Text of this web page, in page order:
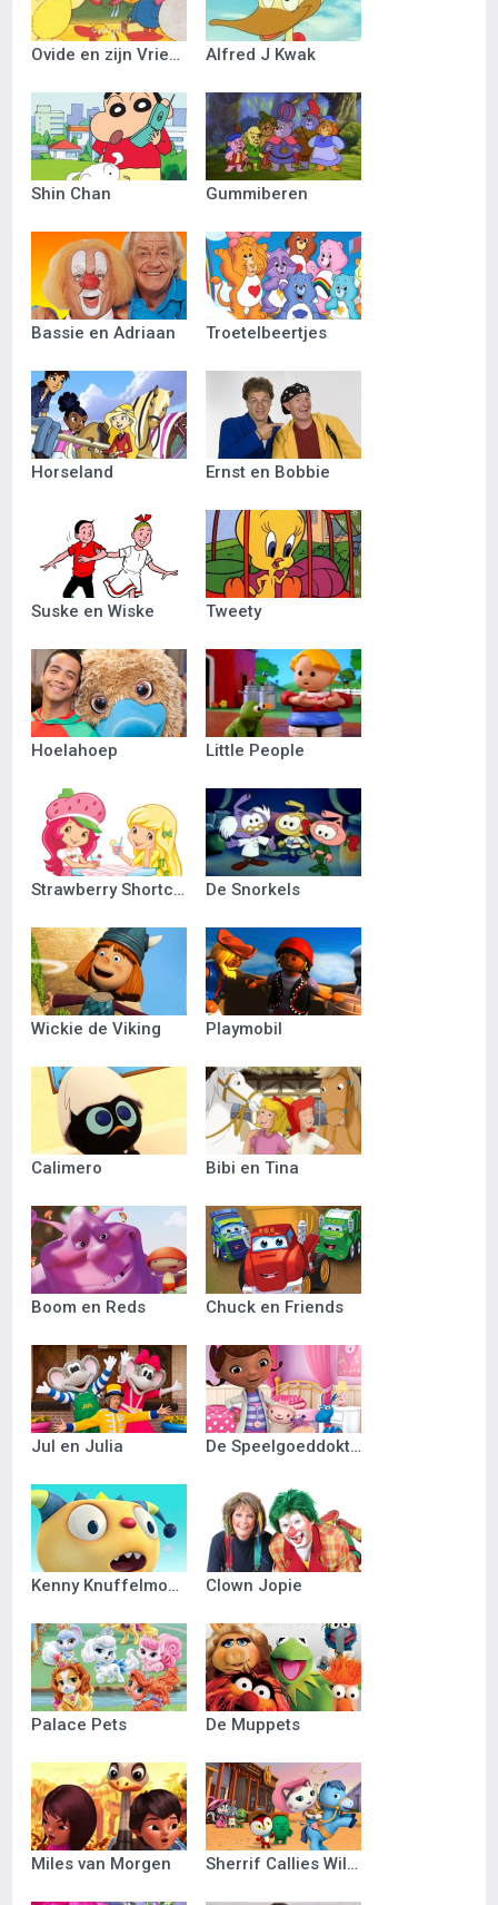
Ovide en zijn Vriendjes Alfred J Kwak
Shin Chan Gummiberen
Bassie en Adriaan Troetelbeertjes
Horseland Ernst en Bobbie
Suske en Wiske Tweety
Hoelahoep Little People
Strawberry Shortcake De Snorkels
Wickie de Viking Playmobil
Calimero Bibi en Tina
Boom en Reds Chuck en Friends
Jul en Julia De Speelgoeddokter
Kenny Knuffelmonster Clown Jopie
Palace Pets De Muppets
Miles van Morgen Sherrif Callies Wilde Westen